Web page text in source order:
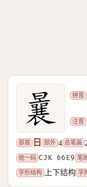
拼音
注音
部首 日 部外 4 总笔画
统一码 CJK 66E9 笔
字形结构
上下结构 字